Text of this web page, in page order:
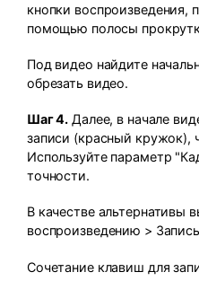
кнопки воспроизведения,
помощью полосы
Под видео найдите
обрезать видео.
Шаг 4. Далее, в начале
записи (красный кружок),
Используйте параметр
точности.
В качестве альтернативы
воспроизведению >
Сочетание клавиш для